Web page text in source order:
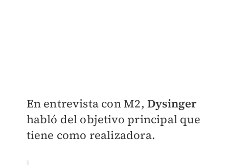
En entrevista conM2, Dysinger
habló del objetivo principal que
tiene como realizadora.